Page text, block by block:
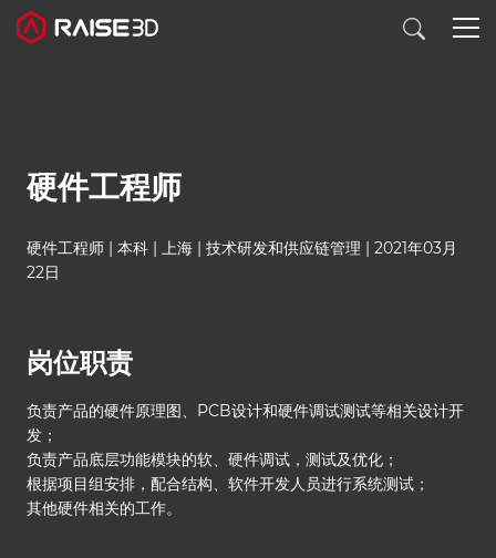
软件
材料
发现
硬件工程师
硬件工程师 | 本科 | 上海 | 技术研发和供应链管理 | 2021年03月
22日
岗位职责
负责产品的硬件原理图、PCB设计和硬件调试测试等相关设计开
发；
负责产品底层功能模块的软、硬件调试，测试及优化；
根据项目组安排，配合结构、软件开发人员进行系统测试；
其他硬件相关的工作。